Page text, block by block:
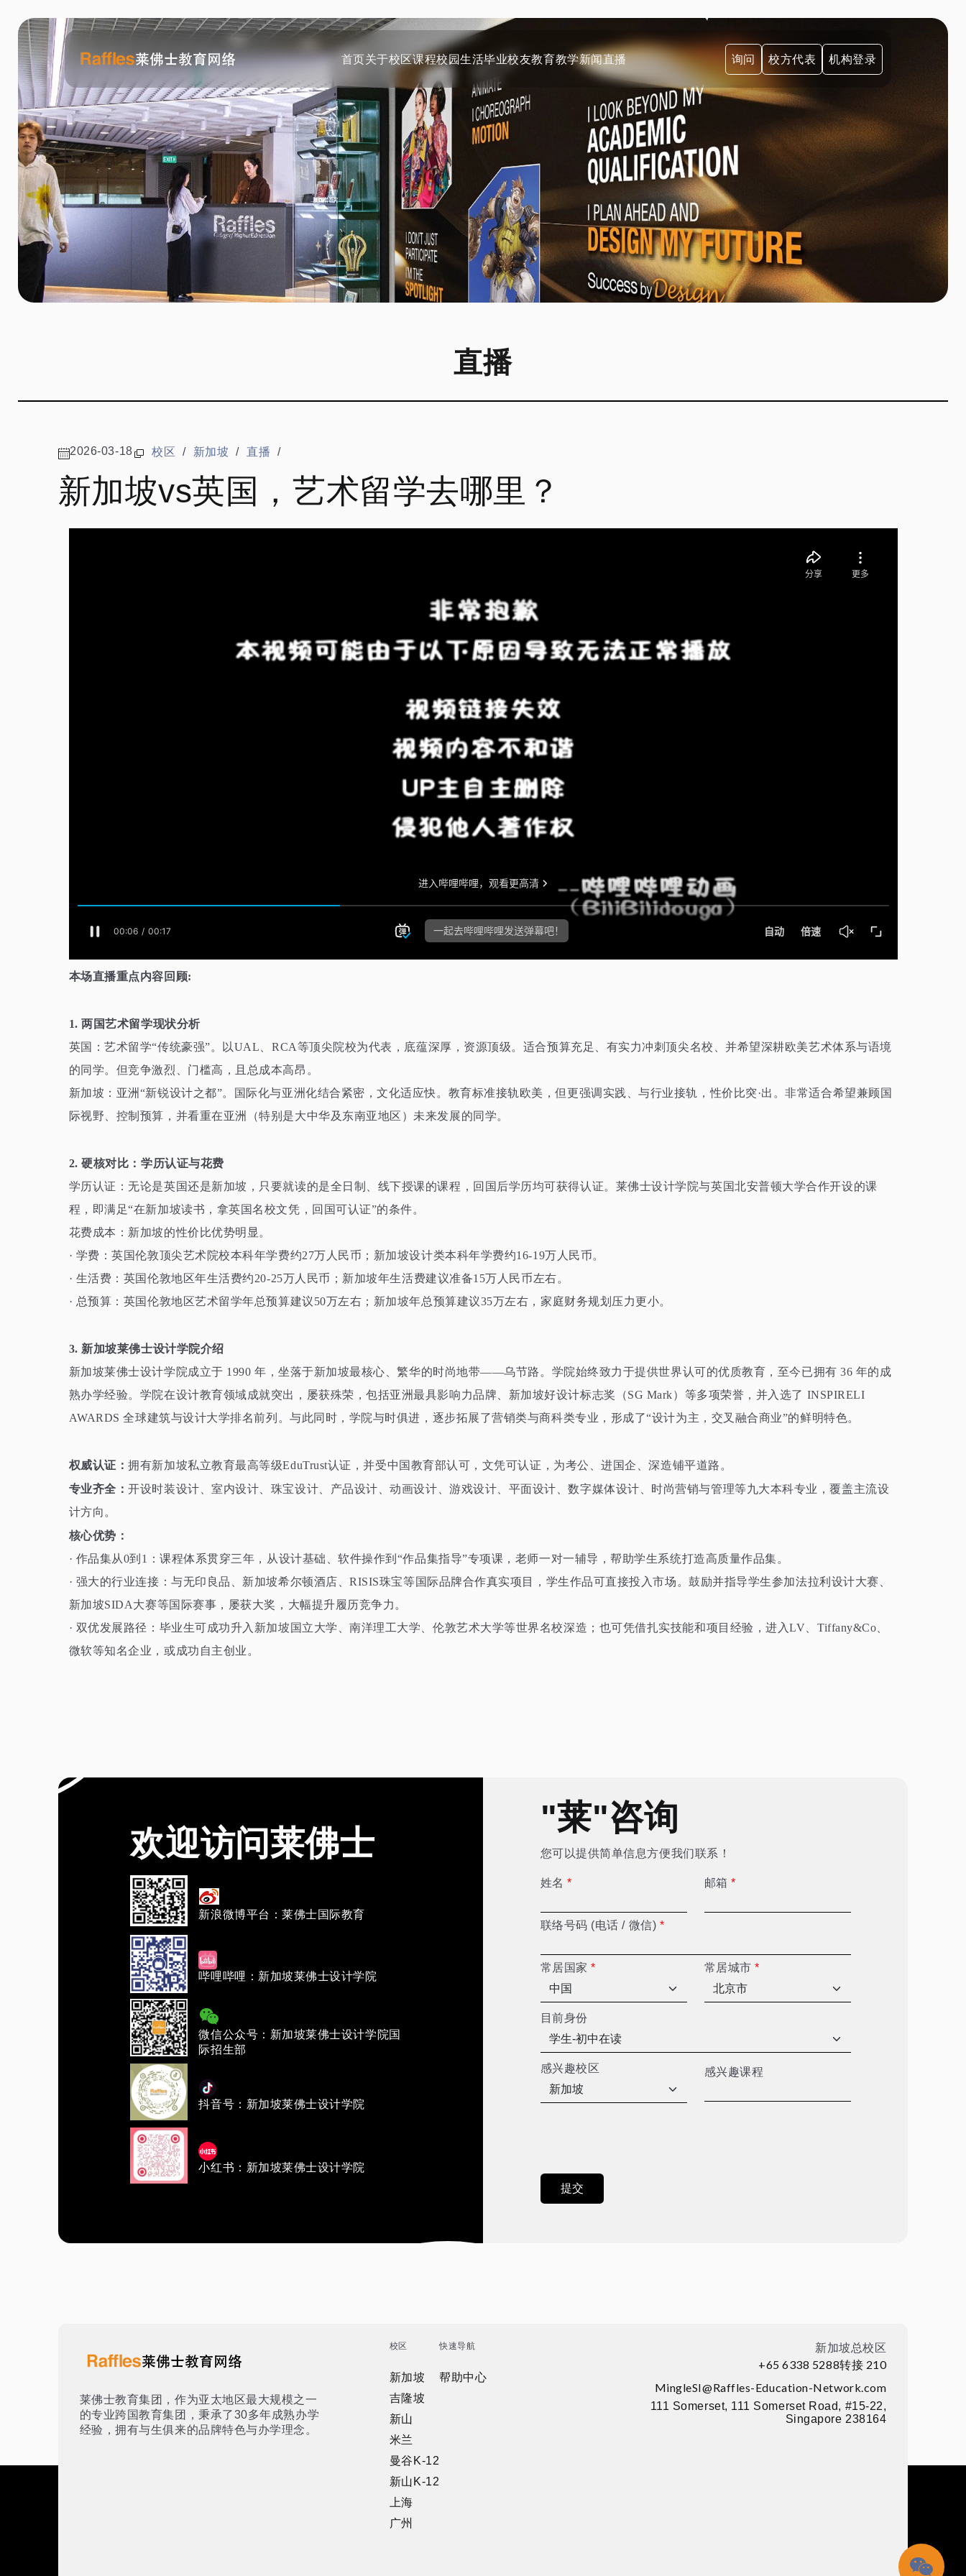
首页关于校区课程校园生活毕业校友教育教学新闻直播 询问 校方代表 机构登录
直播
2026-03-18 校区 / 新加坡 / 直播 /
新加坡vs英国，艺术留学去哪里？
本场直播重点内容回顾:
1. 两国艺术留学现状分析
英国：艺术留学“传统豪强”。以UAL、RCA等顶尖院校为代表，底蕴深厚，资源顶级。适合预算充足、有实力冲刺顶尖名校、并希望深耕欧美艺术体系与语境
的同学。但竞争激烈、门槛高，且总成本高昂。
新加坡：亚洲 “新锐设计之都”。国际化与亚洲化结合紧密，文化适应快。教育标准接轨欧美，但更强调实践、与行业接轨，性价比突·出。非常适合希望兼顾国
际视野、控制预算，并看重在亚洲（特别是大中华及东南亚地区）未来发展的同学。
2. 硬核对比：学历认证与花费
学历认证：无论是英国还是新加坡，只要就读的是全日制、线下授课的课程，回国后学历均可获得认证。莱佛士设计学院与英国北安普顿大学合作开设的课
程，即满足“在新加坡读书，拿英国名校文凭，回国可认证”的条件。
花费成本：新加坡的性价比优势明显。
· 学费：英国伦敦顶尖艺术院校本科年学费约27万人民币；新加坡设计类本科年学费约16-19万人民币。
· 生活费：英国伦敦地区年生活费约20-25万人民币；新加坡年生活费建议准备15万人民币左右。
· 总预算：英国伦敦地区艺术留学年总预算建议50万左右；新加坡年总预算建议35万左右，家庭财务规划压力更小。
3. 新加坡莱佛士设计学院介绍
新加坡莱佛士设计学院成立于 1990 年，坐落于新加坡最核心、繁华的时尚地带——乌节路。学院始终致力于提供世界认可的优质教育，至今已拥有 36 年的成
熟办学经验。学院在设计教育领域成就突出，屡获殊荣，包括亚洲最具影响力品牌、新加坡好设计标志奖（SG Mark）等多项荣誉，并入选了 INSPIRELI
AWARDS 全球建筑与设计大学排名前列。与此同时，学院与时俱进，逐步拓展了营销类与商科类专业，形成了“设计为主，交叉融合商业”的鲜明特色。
权威认证：拥有新加坡私立教育最高等级EduTrust认证，并受中国教育部认可，文凭可认证，为考公、进国企、深造铺平道路。
专业齐全：开设时装设计、室内设计、珠宝设计、产品设计、动画设计、游戏设计、平面设计、数字媒体设计、时尚营销与管理等九大本科专业，覆盖主流设
计方向。
核心优势：
· 作品集从0到1：课程体系贯穿三年，从设计基础、软件操作到“作品集指导”专项课，老师一对一辅导，帮助学生系统打造高质量作品集。
· 强大的行业连接：与无印良品、新加坡希尔顿酒店、RISIS珠宝等国际品牌合作真实项目，学生作品可直接投入市场。鼓励并指导学生参加法拉利设计大赛、
新加坡SIDA大赛等国际赛事，屡获大奖，大幅提升履历竞争力。
· 双优发展路径：毕业生可成功升入新加坡国立大学、南洋理工大学、伦敦艺术大学等世界名校深造；也可凭借扎实技能和项目经验，进入LV、Tiffany&Co、
微软等知名企业，或成功自主创业。
欢迎访问莱佛士
新浪微博平台：莱佛士国际教育
哔哩哔哩：新加坡莱佛士设计学院
微信公众号：新加坡莱佛士设计学院国
际招生部
抖音号：新加坡莱佛士设计学院
小红书：新加坡莱佛士设计学院
"莱"咨询
您可以提供简单信息方便我们联系！
姓名* 邮箱*
联络号码 (电话 / 微信) *
常居国家* 常居城市*
目前身份
感兴趣校区 感兴趣课程
莱佛士教育集团，作为亚太地区最大规模之一
的专业跨国教育集团，秉承了30多年成熟办学
经验，拥有与生俱来的品牌特色与办学理念。
校区
新加坡
吉隆坡
新山
米兰
曼谷K-12
新山K-12
上海
广州
快速导航
帮助中心
新加坡总校区
+65 6338 5288转接 210
MingleSI@Raffles-Education-Network.com
111 Somerset, 111 Somerset Road, #15-22,
Singapore 238164